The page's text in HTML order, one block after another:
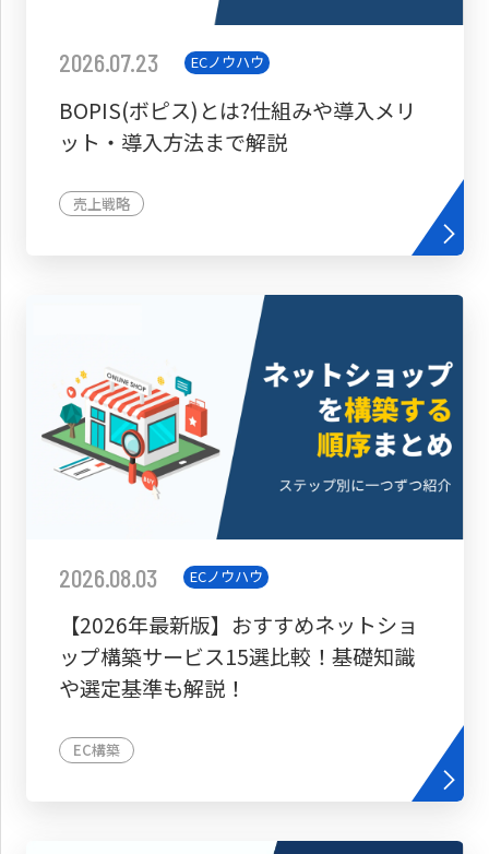
2026.07.23 ECノウハウ
BOPIS(ボピス)とは?仕組みや導入メリ
ット・導入方法まで解説
売上戦略
2026.08.03 ECノウハウ
【2026年最新版】おすすめネットショ
ップ構築サービス15選比較！基礎知識
や選定基準も解説！
EC構築